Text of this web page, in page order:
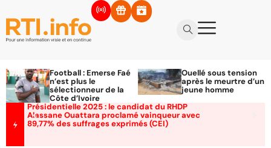
Football : Emerse Faé
n’est plus le
sélectionneur de la
Côte d’Ivoire
Ouellé sous tension
après le meurtre d’un
jeune homme
Présidentielle 2025 : le candidat du RHDP
Alassane Ouattara proclamé vainqueur avec
89,77% des suffrages exprimés (CEI)